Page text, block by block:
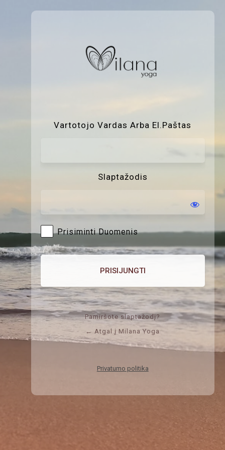
Vartotojo Vardas Arba El.paštas
Slaptažodis
Prisiminti Duomenis
Pamiršote slaptažodį?
← Atgal į Milana Yoga
Privatumo politika